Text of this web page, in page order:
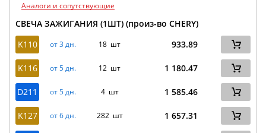
Аналоги и сопутствующие
СВЕЧА ЗАЖИГАНИЯ (1ШТ) (произ-во CHERY)
K110
от 3 дн. 18 шт 933.89
K116 от 5 дн. 12 шт 1 180.47
D211 от 5 дн. 4 шт 1 585.46
K127 от 6 дн. 282 шт 1 657.31